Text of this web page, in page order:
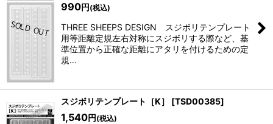
990円 (税込)
THREE SHEEPS DESIGN スジボリテンプレート
用等距離定規左右対称にスジボリする際など、基
準位置から正確な距離にアタリを付けるための定
規…
スジボリテンプレート［K］ [TSD00385]
1,540円 (税込)